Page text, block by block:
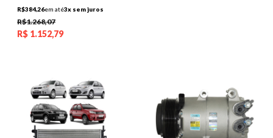
R$384,26em até3x sem juros
R$1.268,07
R$ 1.152,79